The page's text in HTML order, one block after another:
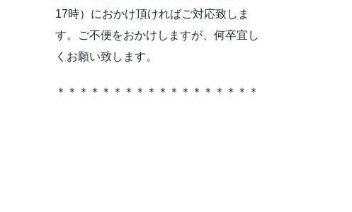
17時）におかけ頂ければご対応致しま
す。ご不便をおかけしますが、何卒宜し
くお願い致します。
＊＊＊＊＊＊＊＊＊＊＊＊＊＊＊＊＊＊